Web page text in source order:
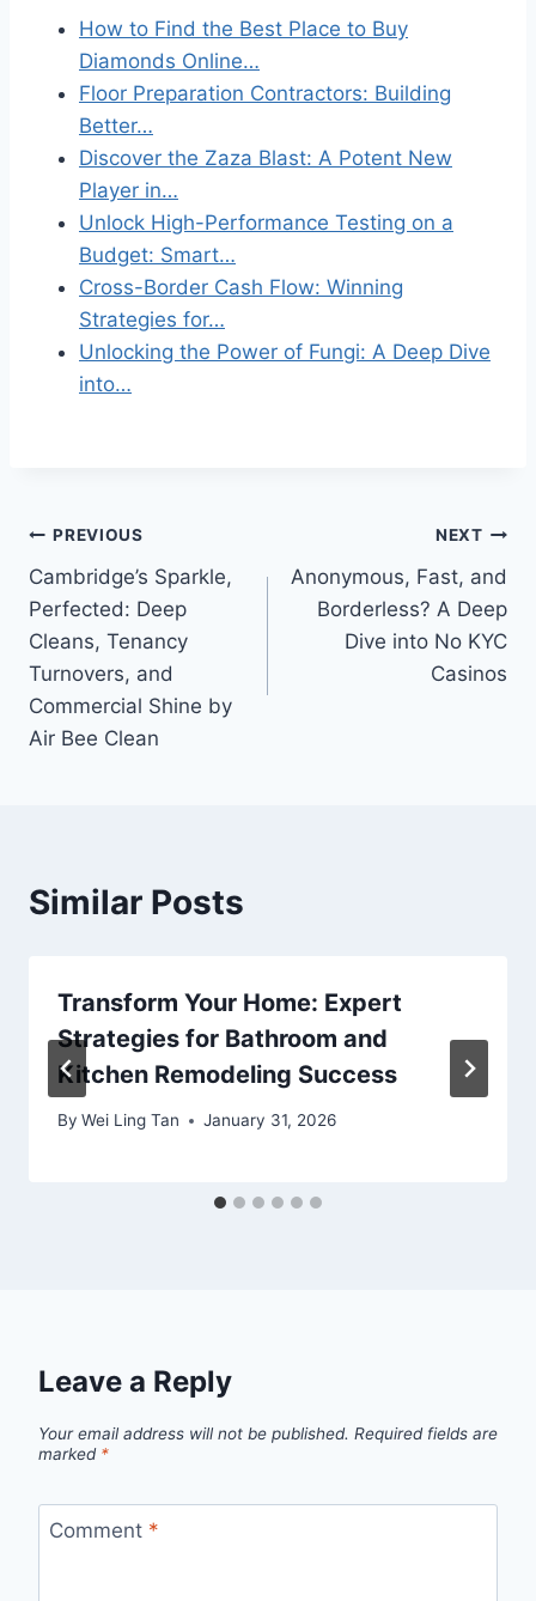
How to Find the Best Place to Buy
Diamonds Online…
Floor Preparation Contractors: Building
Better…
Discover the Zaza Blast: A Potent New
Player in…
Unlock High-Performance Testing on a
Budget: Smart…
Cross-Border Cash Flow: Winning
Strategies for…
Unlocking the Power of Fungi: A Deep Dive
into…
Post
navigation
PREVIOUS
Cambridge’s Sparkle,
Perfected: Deep
Cleans, Tenancy
Turnovers, and
Commercial Shine by
Air Bee Clean
NEXT
Anonymous, Fast, and
Borderless? A Deep
Dive into No KYC
Casinos
Similar Posts
Transform Your Home: Expert
Strategies for Bathroom and
Kitchen Remodeling Success
By Wei Ling Tan January 31, 2026
Leave a Reply
Your email address will not be published. Required fields are
marked *
Comment *